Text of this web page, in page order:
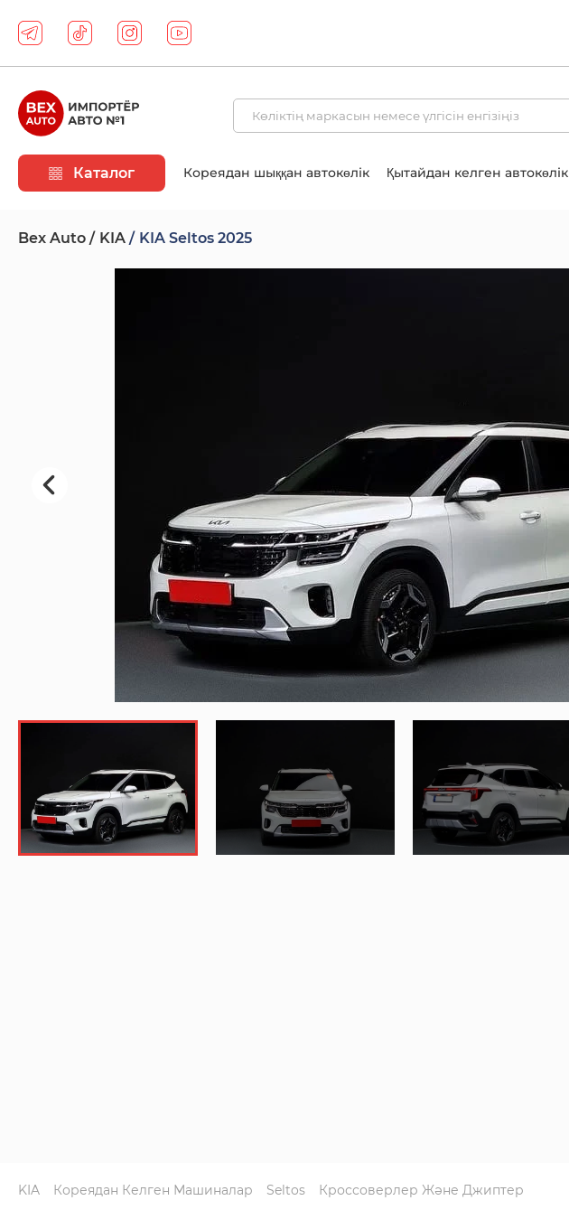
Каталог Кореядан шыққан автокөлік Қытайдан келген автокөлік
Bex Auto KIA KIA Seltos 2025
KIA Кореядан Келген Машиналар Seltos Кроссоверлер Және Джиптер